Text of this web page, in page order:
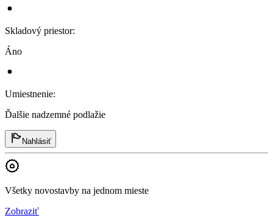
Skladový priestor:
Áno
Umiestnenie:
Ďalšie nadzemné podlažie
Nahlásiť
Všetky novostavby na jednom mieste
Zobraziť